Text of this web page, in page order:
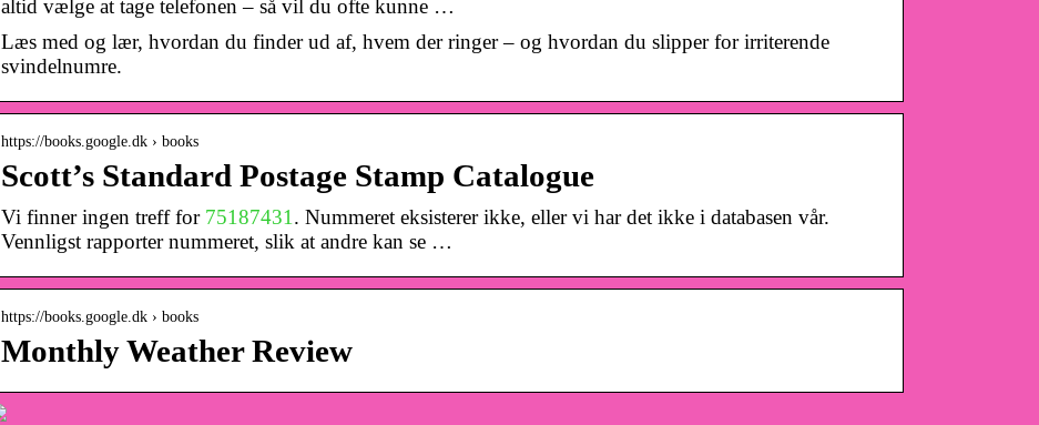
altid vælge at tage telefonen – så vil du ofte kunne …
Læs med og lær, hvordan du finder ud af, hvem der ringer – og hvordan du slipper for irriterende
svindelnumre.
https://books.google.dk › books
Scott’s Standard Postage Stamp Catalogue
Vi finner ingen treff for 75187431 . Nummeret eksisterer ikke, eller vi har det ikke i databasen vår.
Vennligst rapporter nummeret, slik at andre kan se …
https://books.google.dk › books
Monthly Weather Review